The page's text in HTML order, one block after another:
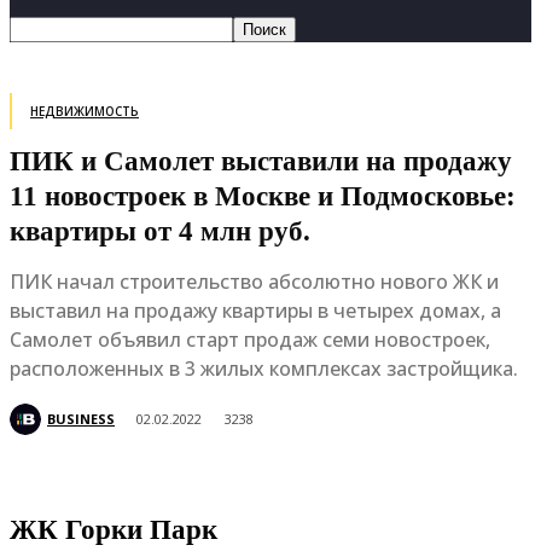
НЕДВИЖИМОСТЬ
ПИК и Самолет выставили на продажу
11 новостроек в Москве и Подмосковье:
квартиры от 4 млн руб.
ПИК начал строительство абсолютно нового ЖК и
выставил на продажу квартиры в четырех домах, а
Самолет объявил старт продаж семи новостроек,
расположенных в 3 жилых комплексах застройщика.
BUSINESS 02.02.2022 3238
ЖК Горки Парк